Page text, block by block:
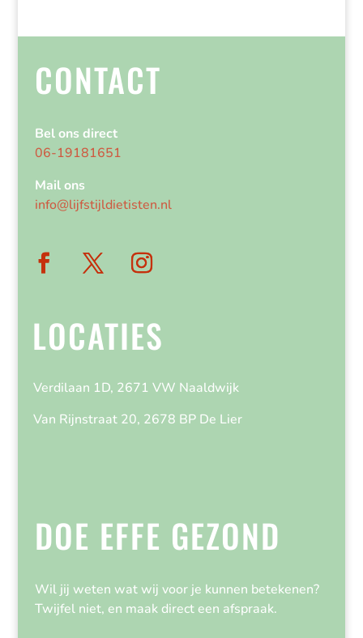
CONTACT
Bel ons direct
06-19181651
Mail ons
info@lijfstijldietisten.nl
LOCATIES
Verdilaan 1D, 2671 VW Naaldwijk
Van Rijnstraat 20, 2678 BP De Lier
DOE EFFE GEZOND
Wil jij weten wat wij voor je kunnen betekenen?
Twijfel niet, en maak direct een afspraak.